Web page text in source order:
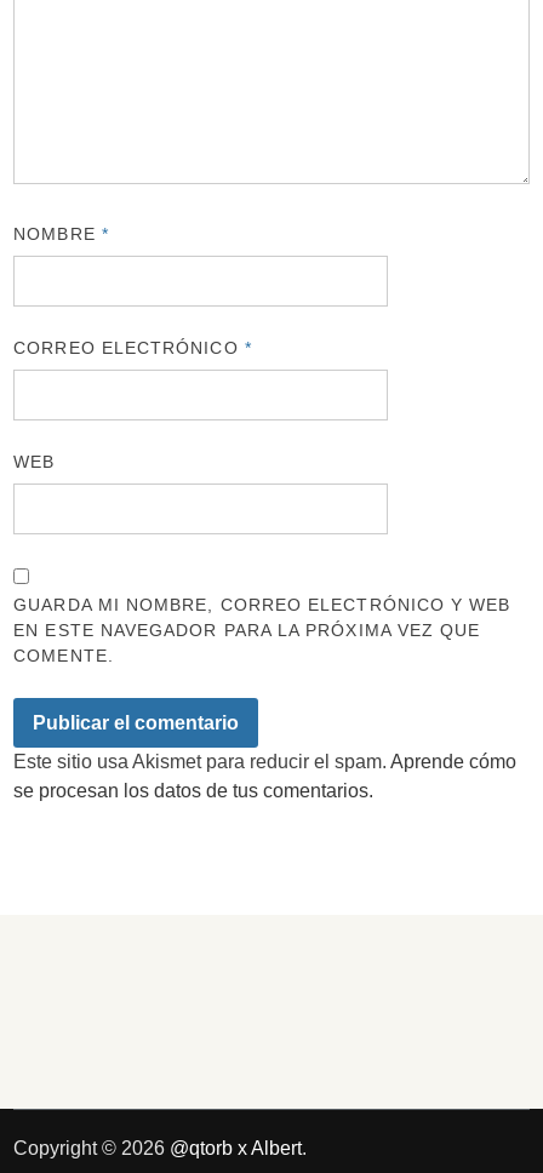
NOMBRE *
CORREO ELECTRÓNICO *
WEB
GUARDA MI NOMBRE, CORREO ELECTRÓNICO Y WEB
EN ESTE NAVEGADOR PARA LA PRÓXIMA VEZ QUE
COMENTE.
Este sitio usa Akismet para reducir el spam.Aprende cómo
se procesan los datos de tus comentarios.
Copyright © 2026 @qtorb x Albert.